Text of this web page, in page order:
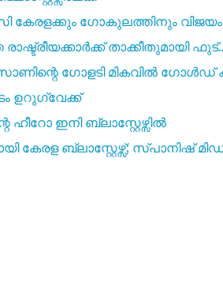
കേരളക്കും ഗോകുലത്തിനും വിജയം
താക്കീതുമായി
ഗോളടി മികവിൽ ഗോൾഡ്
ഉറുഗ്വേക്ക്
ഹീറോ ഇനി ബ്ലാസ്റ്റേഴ്സിൽ
ബ്ലാസ്റ്റേഴ്സ്; സ്പാനിഷ്